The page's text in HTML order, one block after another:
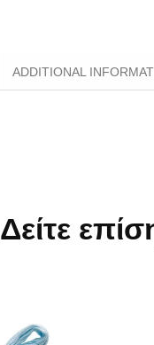
ADDITIONAL
Δείτε